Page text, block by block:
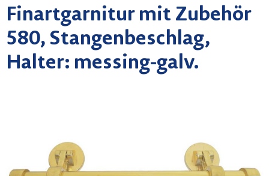
Finartgarnitur mit Zubehör
580, Stangenbeschlag,
Halter: messing-galv.